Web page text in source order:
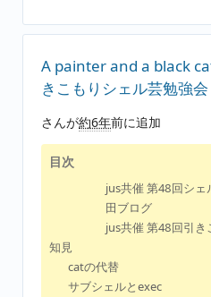
A painter and a black
きこもりシェル芸勉強会
さんが約6年前に追加
目次
jus共催 第48回シ
田ブログ
jus共催 第48回引
知見
catの代替
サブシェルとexec